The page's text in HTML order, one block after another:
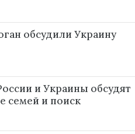
обсудили Украину
и Украины обсудят
семей и поиск